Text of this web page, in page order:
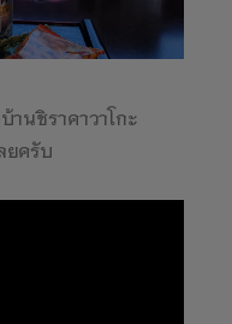
านชิราคาวาโกะ
ยครับ